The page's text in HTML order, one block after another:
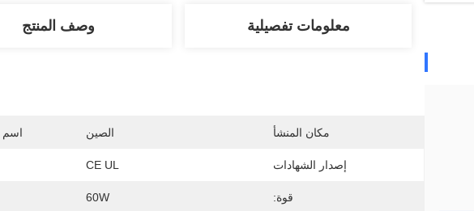
معلومات تفصيلية وصف المنتج
مكان المنشأ الصين اسم
إصدار الشهادات CE UL
قوة: 60W